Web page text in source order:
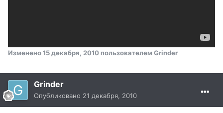
Изменено15 декабря, 2010пользователем Grinder
Grinder
Опубликовано 21 декабря, 2010